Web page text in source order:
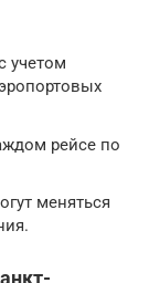
учетом
рейсе по
меняться